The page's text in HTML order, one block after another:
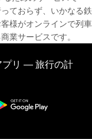
ておらず、いかなる鉄
様がオンラインで列車
業サービスです。
プリ — 旅行の計